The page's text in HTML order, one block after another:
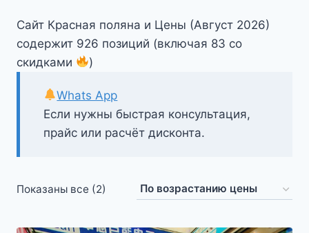
Сайт Красная поляна и Цены (Август 2026)
содержит 926 позиций (включая 83 со
скидками
)
Если нужны быстрая консультация,
прайс или расчёт дисконта.
Whats App
Показаны все (2)
возрастанию